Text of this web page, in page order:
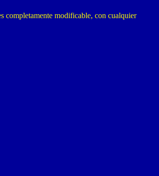
completamente modificable, con cualquier